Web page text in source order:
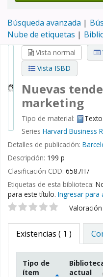
Búsqueda avanzada
Nube de etiquetas
Vista normal
Vista ISBD
Nuevas
marketing
Tipo de material:
Texto
Series Harvard Business
Detalles de publicación:
Descripción: 199 p
Clasificación CDD: 658./H7
Etiquetas de esta biblioteca:
para este título. Ingresar para
Valoración
Existencias ( 1 )
Tipo de
ítem
actual